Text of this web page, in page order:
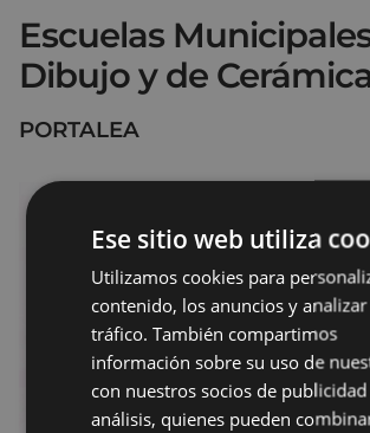
Escuelas
Dibujo y de
PORTALEA
Ese sitio web utiliza
Utilizamos cookies para
contenido, los anuncios y
tráfico. También compartimos
información sobre su uso de
con nuestros socios de
análisis, quienes pueden